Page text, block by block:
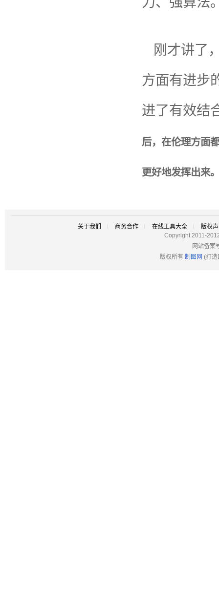
刚才讲了
方面有进步
进了有效结
后，在伦理方面
更好地发挥出来
关于我们 商务合作 在线工具大全
版权
Copyright 2011-
网站备案
版权所有 制图网 (打造